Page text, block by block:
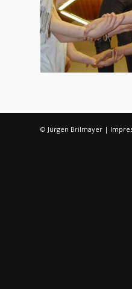
© Jürgen Brilmayer |